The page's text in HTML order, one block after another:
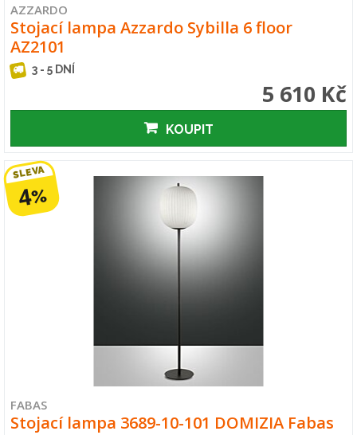
AZZARDO
Stojací lampa Azzardo Sybilla 6 floor
AZ2101
3 - 5 DNÍ
5 610 Kč
KOUPIT
SLEVA
4%
FABAS
Stojací lampa 3689-10-101 DOMIZIA Fabas